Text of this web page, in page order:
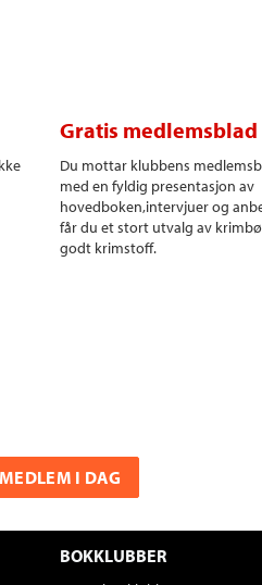
Gratis medlemsblad
Du mottar klubbens
med en fyldig presentasjon av
hovedboken,intervjuer og
får du et stort utvalg av
godt krimstoff.
I DAG
BOKKLUBBER